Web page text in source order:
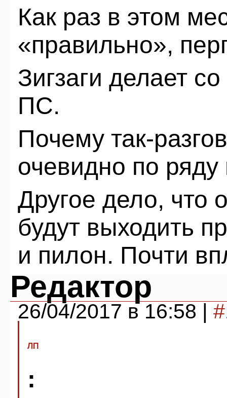
Как раз в этом
«правильно»,
Зигзаги делает
ПС.
Почему так-
очевидно по ряду
Другое дело, что
будут выходить
и пилон. Почти
Редактор
26/04/2017 в 16:58 |
ЛП
: